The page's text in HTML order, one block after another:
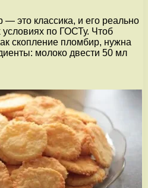
это классика, и его реально
по ГОСТу. Чтоб
скопление пломбир, нужна
молоко двести 50 мл